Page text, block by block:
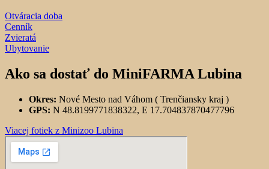
Otváracia doba
Cenník
Zvieratá
Ubytovanie
Ako sa dostať do MiniFARMA Lubina
Okres: Nové Mesto nad Váhom ( Trenčiansky kraj )
GPS: N 48.8199771838322, E 17.704837870477796
Viacej fotiek z Minizoo Lubina